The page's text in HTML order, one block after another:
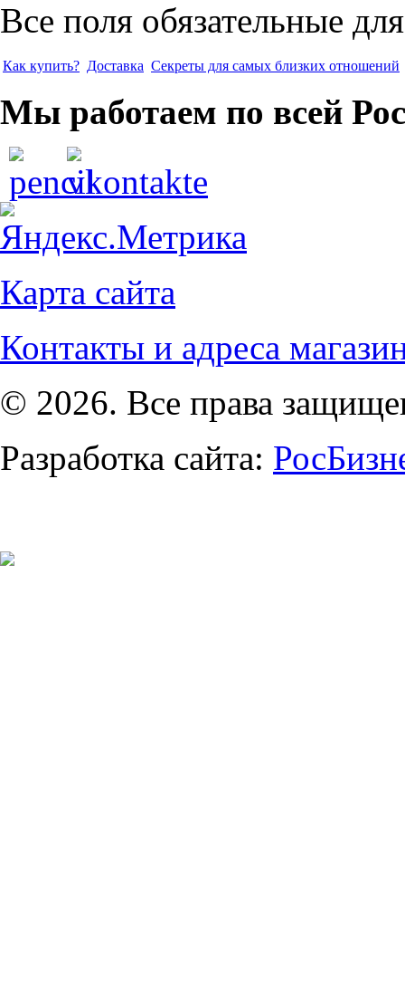
Все поля обязательные
Как купить? Доставка Секреты для самых близких отношений
Мы работаем по всей
Карта сайта
Контакты и адреса
© 2026. Все права
Разработка сайта: